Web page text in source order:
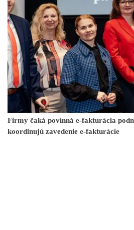
Firmy čaká povinná e-fakturácia
koordinujú zavedenie e-fakturácie